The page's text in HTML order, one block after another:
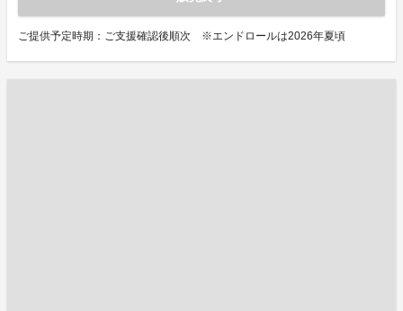
ご提供予定時期：ご支援確認後順次 ※エンドロールは2026年夏頃